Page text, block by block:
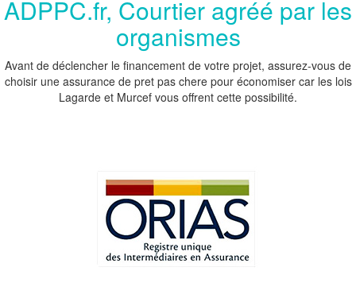
ADPPC.fr, Courtier agréé par les
organismes
Avant de déclencher le financement de votre projet, assurez-vous de
choisir une assurance de pret pas chere pour économiser car les lois
Lagarde et Murcef vous offrent cette possibilité.